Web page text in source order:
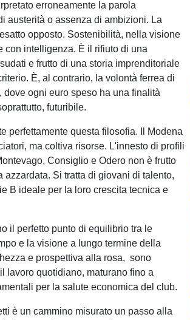
erroneamente la parola
austerità o assenza di ambizioni. La
opposto. Sostenibilità, nella visione
con intelligenza. È il rifiuto di una
e frutto di una storia imprenditoriale
È, al contrario, la volontà ferrea di
ogni euro speso ha una finalità
futuribile.
perfettamente questa filosofia. Il Modena
ma coltiva risorse. L'innesto di profili
Consiglio e Odero non è frutto
azzardata. Si tratta di giovani di talento,
B ideale per la loro crescita tecnica e
il perfetto punto di equilibrio tra le
e la visione a lungo termine della
e prospettiva alla rosa, sono
lavoro quotidiano, maturano fino a
per la salute economica del club.
è un cammino misurato un passo alla